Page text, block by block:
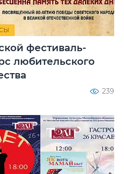
фестиваль-
любительского
239